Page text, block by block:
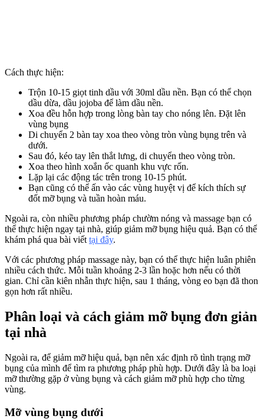
Cách thực hiện:
Trộn 10-15 giọt tinh dầu với 30ml dầu nền. Bạn có thể chọn
dầu dừa, dầu jojoba để làm dầu nền.
Xoa đều hỗn hợp trong lòng bàn tay cho nóng lên. Đặt lên
vùng bụng
Di chuyển 2 bàn tay xoa theo vòng tròn vùng bụng trên và
dưới.
Sau đó, kéo tay lên thắt lưng, di chuyển theo vòng tròn.
Xoa theo hình xoắn ốc quanh khu vực rốn.
Lặp lại các động tác trên trong 10-15 phút.
Bạn cũng có thể ấn vào các vùng huyệt vị để kích thích sự
đốt mỡ bụng và tuần hoàn máu.
Ngoài ra, còn nhiều phương pháp chườm nóng và massage bạn có
thể thực hiện ngay tại nhà, giúp giảm mỡ bụng hiệu quả. Bạn có thể
khám phá qua bài viết tại đây.
Với các phương pháp massage này, bạn có thể thực hiện luân phiên
nhiều cách thức. Mỗi tuần khoảng 2-3 lần hoặc hơn nếu có thời
gian. Chỉ cần kiên nhẫn thực hiện, sau 1 tháng, vòng eo bạn đã thon
gọn hơn rất nhiều.
Phân loại và cách giảm mỡ bụng đơn giản
tại nhà
Ngoài ra, để giảm mỡ hiệu quả, bạn nên xác định rõ tình trạng mỡ
bụng của mình để tìm ra phương pháp phù hợp. Dưới đây là ba loại
mỡ thường gặp ở vùng bụng và cách giảm mỡ phù hợp cho từng
vùng.
Mỡ vùng bụng dưới